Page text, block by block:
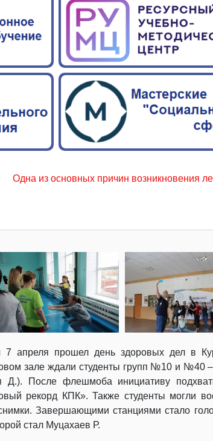
возникновения лесных пожаров, не
апреля прошел день здоровых дел в
зале ждали студенты групп №10 и №40
Д.). После флешмоба инициативу
рекорд КПК». Также студенты могли
Завершающими станциями стало
стал Муцахаев Р.